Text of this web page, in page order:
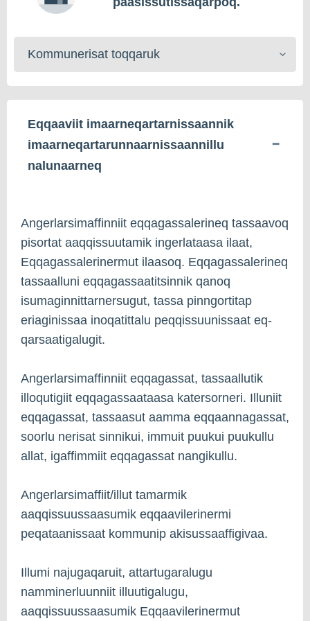
Kommunerisat
toqqaruk
Eqqaaviit imaarneqartarnissaannik
imaarneqartarunnaarnissaannillu
nalunaarneq
Angerlarsimaffinniit eqqagassalerineq tassaavoq
pisortat aaqqissuutamik ingerlataasa ilaat,
Eqqagassalerinermut ilaasoq. Eqqagassalerineq
tassaalluni eqqagassaatitsinnik qanoq
isumaginnittarnersugut, tassa pinngortitap
eriaginissaa inoqatittalu peqqissuunissaat eq­
qarsaatigalugit.
Angerlarsimaffinniit eqqagassat, tassaallutik
illoqutigiit eqqagassaataasa katersorneri. Illuniit
eqqagassat, tassaasut aamma eqqaannagassat,
soorlu nerisat sinnikui, immuit puukui puukullu
allat, igaffimmiit eqqagassat nangikullu.
Angerlarsimaffiit/illut tamarmik
aaqqissuussaasumik eqqaavilerinermi
peqataanissaat kommunip akisussaaffigivaa.
Illumi najugaqaruit, attartugaralugu
namminerluunniit illuutigalugu,
aaqqissuussaasumik Eqqaavilerinermut